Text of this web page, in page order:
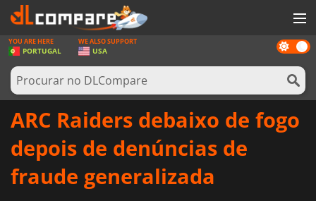
JOGOS
GAME CARDS
SOFTWARE
HARDWARE
Dark
mode
YOU ARE HERE
PORTUGAL
WE ALSO SUPPORT
USA
ARC Raiders debaixo de fogo
depois de denúncias de
fraude generalizada